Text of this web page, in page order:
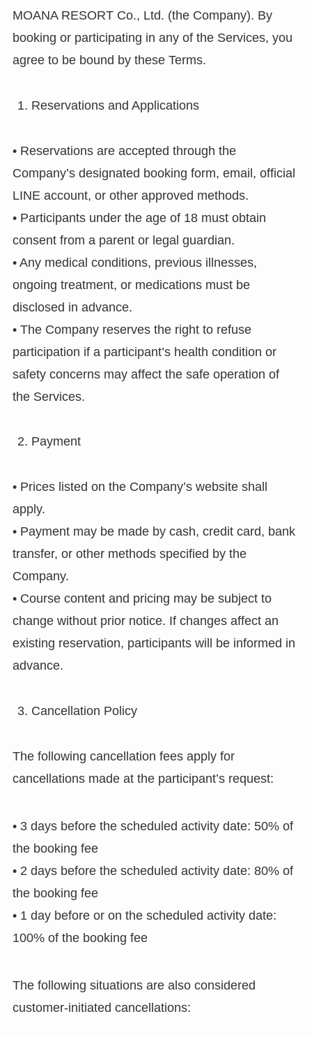
MOANA RESORT Co., Ltd. (the Company). By
booking or participating in any of the Services, you
agree to be bound by these Terms.
Reservations and Applications
• Reservations are accepted through the
Company’s designated booking form, email, official
LINE account, or other approved methods.
• Participants under the age of 18 must obtain
consent from a parent or legal guardian.
• Any medical conditions, previous illnesses,
ongoing treatment, or medications must be
disclosed in advance.
• The Company reserves the right to refuse
participation if a participant’s health condition or
safety concerns may affect the safe operation of
the Services.
Payment
• Prices listed on the Company’s website shall
apply.
• Payment may be made by cash, credit card, bank
transfer, or other methods specified by the
Company.
• Course content and pricing may be subject to
change without prior notice. If changes affect an
existing reservation, participants will be informed in
advance.
Cancellation Policy
The following cancellation fees apply for
cancellations made at the participant’s request:
• 3 days before the scheduled activity date: 50% of
the booking fee
• 2 days before the scheduled activity date: 80% of
the booking fee
• 1 day before or on the scheduled activity date:
100% of the booking fee
The following situations are also considered
customer-initiated cancellations: